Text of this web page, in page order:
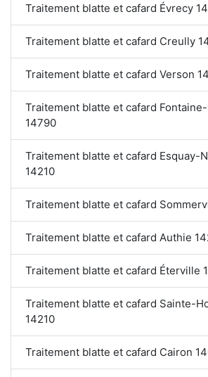
Traitement blatte et cafard Évrecy
Traitement blatte et cafard Creully
Traitement blatte et cafard Verson
Traitement blatte et cafard
14790
Traitement blatte et cafard Esquay-
14210
Traitement blatte et cafard
Traitement blatte et cafard Authie
Traitement blatte et cafard Éterville
Traitement blatte et cafard Sainte-
14210
Traitement blatte et cafard Cairon